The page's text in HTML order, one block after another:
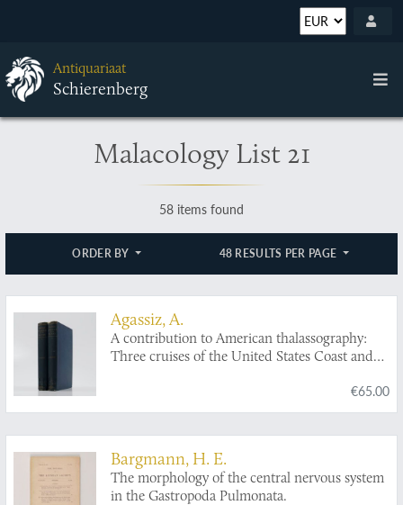
Antiquariaat
Schierenberg
Malacology List 21
58 items found
ORDER BY 48 RESULTS PER PAGE
Agassiz, A.
A contribution to American thalassography:
Three cruises of the United States Coast and
Mexico, in the Caribbean Sea, and along the
Atlantic Coast of the United States, from 1877
€65.00
Bargmann, H. E.
The morphology of the central nervous system
in the Gastropoda Pulmonata.